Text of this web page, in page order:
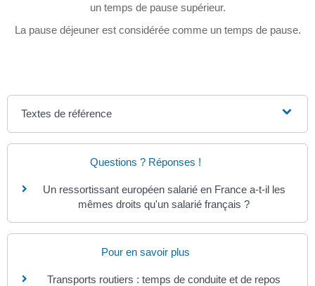
un temps de pause supérieur.
La pause déjeuner est considérée comme un temps de pause.
Textes de référence
Questions ? Réponses !
Un ressortissant européen salarié en France a-t-il les
mêmes droits qu'un salarié français ?
Pour en savoir plus
Transports routiers : temps de conduite et de repos